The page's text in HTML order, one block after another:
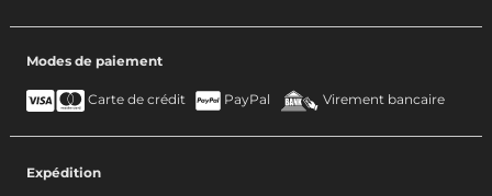
Modes de paiement
Carte de crédit PayPal Virement bancaire
Expédition